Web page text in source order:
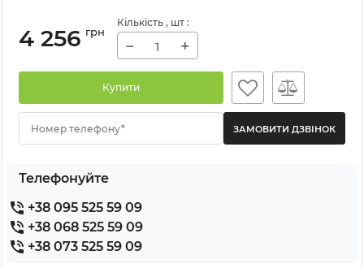
4 256 грн
Кількість , шт :
− +
Купити
Номер телефону*
Телефонуйте
+38 095 525 59 09
+38 068 525 59 09
+38 073 525 59 09